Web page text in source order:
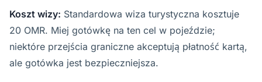
Koszt wizy: Standardowa wiza turystyczna kosztuje
20 OMR. Miej gotówkę na ten cel w pojeździe;
niektóre przejścia graniczne akceptują płatność kartą,
ale gotówka jest bezpieczniejsza.